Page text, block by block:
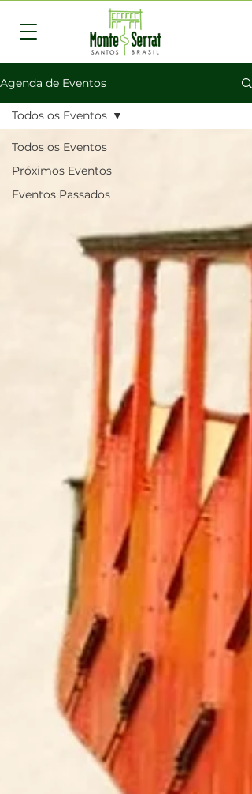
Agenda de Eventos
Todos os Eventos
Próximos Eventos
Eventos Passados
Todos os Eventos